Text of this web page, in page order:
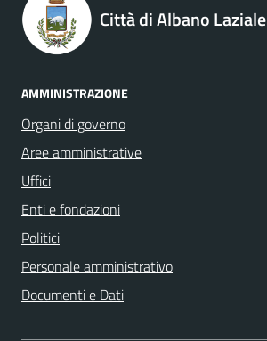
Città di Albano Laziale
AMMINISTRAZIONE
Organi di governo
Aree amministrative
Uffici
Enti e fondazioni
Politici
Personale amministrativo
Documenti e Dati